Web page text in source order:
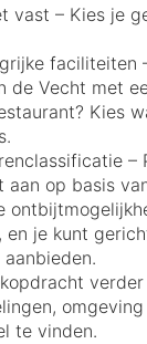
vast – Kies je
faciliteiten
de Vecht met
Kies
–
aan op basis
je kunt
te vinden.